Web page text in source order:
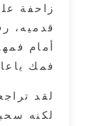
زاحفة على
قدميه، رفع
أمام فمها ثم
فمك ياعاااهرة.
لقد تراجعت
لكنه سحبني